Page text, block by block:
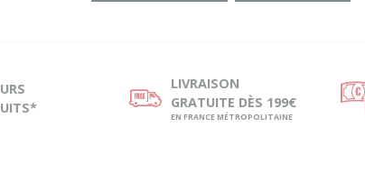
ø LIVRAISON
GRATUITE DÈS 199€
EN FRANCE MÉTROPOLITAINE